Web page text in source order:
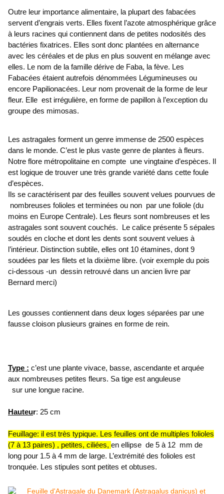
Outre leur importance alimentaire, la plupart des fabacées
servent d’engrais verts. Elles fixent l’azote atmosphérique grâce
à leurs racines qui contiennent dans de petites nodosités des
bactéries fixatrices. Elles sont donc plantées en alternance
avec les céréales et de plus en plus souvent en mélange avec
elles. Le nom de la famille dérive de Faba, la fève. Les
Fabacées étaient autrefois dénommées Légumineuses ou
encore Papilionacées. Leur nom provenait de la forme de leur
fleur. Elle est irrégulière, en forme de papillon à l’exception du
groupe des mimosas.
Les astragales forment un genre immense de 2500 espèces
dans le monde. C’est le plus vaste genre de plantes à fleurs.
Notre flore métropolitaine en compte une vingtaine d’espèces. Il
est logique de trouver une très grande variété dans cette foule
d’espèces.
Ils se caractérisent par des feuilles souvent velues pourvues de
nombreuses folioles et terminées ou non par une foliole (du
moins en Europe Centrale). Les fleurs sont nombreuses et les
astragales sont souvent couchés. Le calice présente 5 sépales
soudés en cloche et dont les dents sont souvent velues à
l’intérieur. Distinction subtile, elles ont 10 étamines, dont 9
soudées par les filets et la dixième libre. (voir exemple du pois
ci-dessous -un dessin retrouvé dans un ancien livre par
Bernard merci)
Les gousses contiennent dans deux loges séparées par une
fausse cloison plusieurs graines en forme de rein.
Type : c’est une plante vivace, basse, ascendante et arquée
aux nombreuses petites fleurs. Sa tige est anguleuse
sur une longue racine.
Hauteur: 25 cm
Feuillage: il est très typique. Les feuilles ont de multiples folioles
(7 à 13 paires) , petites, ciliées, en ellipse de 5 à 12 mm de
long pour 1.5 à 4 mm de large. L’extrémité des folioles est
tronquée. Les stipules sont petites et obtuses.